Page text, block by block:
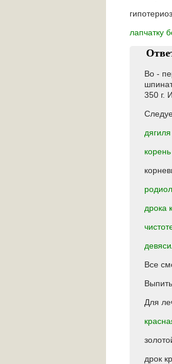
лапчатку
Во -
350 г.
дрока
Все
Для
дрок